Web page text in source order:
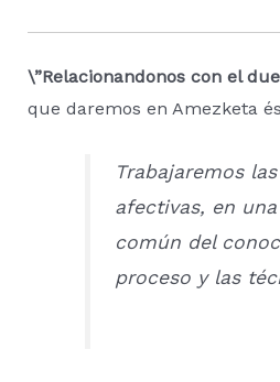
\”Relacionandonos con el
que daremos en Amezketa
Trabajaremos
afectivas, en
común del
proceso y las